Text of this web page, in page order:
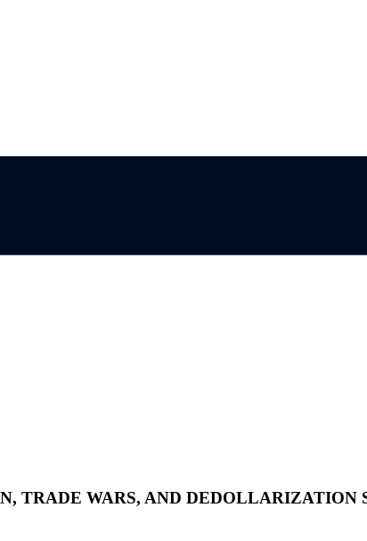
TRADE WARS, AND DEDOLLARIZATION